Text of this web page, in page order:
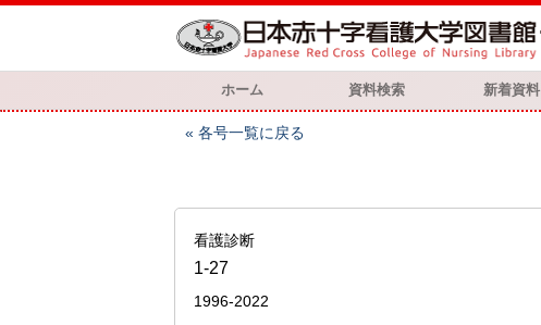
ホーム 資料検索 新着資料
各号一覧に戻る
看護診断
1-27
1996-2022